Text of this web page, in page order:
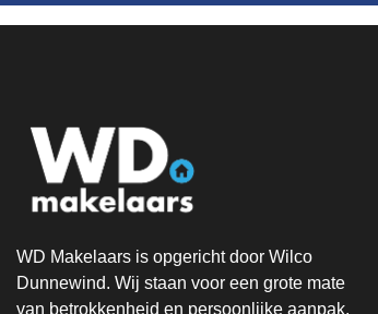
WD Makelaars is opgericht door Wilco
Dunnewind. Wij staan voor een grote mate
van betrokkenheid en persoonlijke aanpak.